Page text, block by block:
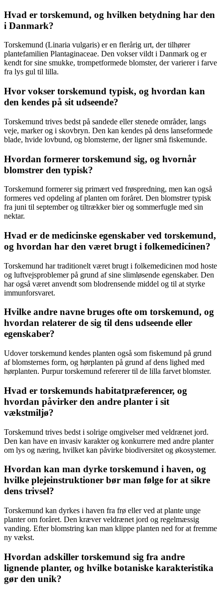
Hvad er torskemund, og hvilken betydning har den
i Danmark?
Torskemund (Linaria vulgaris) er en flerårig urt, der tilhører
plantefamilien Plantaginaceae. Den vokser vildt i Danmark og er
kendt for sine smukke, trompetformede blomster, der varierer i farve
fra lys gul til lilla.
Hvor vokser torskemund typisk, og hvordan kan
den kendes på sit udseende?
Torskemund trives bedst på sandede eller stenede områder, langs
veje, marker og i skovbryn. Den kan kendes på dens lanseformede
blade, hvide lovbund, og blomsterne, der ligner små fiskemunde.
Hvordan formerer torskemund sig, og hvornår
blomstrer den typisk?
Torskemund formerer sig primært ved frøspredning, men kan også
formeres ved opdeling af planten om foråret. Den blomstrer typisk
fra juni til september og tiltrækker bier og sommerfugle med sin
nektar.
Hvad er de medicinske egenskaber ved torskemund,
og hvordan har den været brugt i folkemedicinen?
Torskemund har traditionelt været brugt i folkemedicinen mod hoste
og luftvejsproblemer på grund af sine slimløsende egenskaber. Den
har også været anvendt som blodrensende middel og til at styrke
immunforsvaret.
Hvilke andre navne bruges ofte om torskemund, og
hvordan relaterer de sig til dens udseende eller
egenskaber?
Udover torskemund kendes planten også som fiskemund på grund
af blomsternes form, og hørplanten på grund af dens lighed med
hørplanten. Purpur torskemund refererer til de lilla farvet blomster.
Hvad er torskemunds habitatpræferencer, og
hvordan påvirker den andre planter i sit
vækstmiljø?
Torskemund trives bedst i solrige omgivelser med veldrænet jord.
Den kan have en invasiv karakter og konkurrere med andre planter
om lys og næring, hvilket kan påvirke biodiversitet og økosystemer.
Hvordan kan man dyrke torskemund i haven, og
hvilke plejeinstruktioner bør man følge for at sikre
dens trivsel?
Torskemund kan dyrkes i haven fra frø eller ved at plante unge
planter om foråret. Den kræver veldrænet jord og regelmæssig
vanding. Efter blomstring kan man klippe planten ned for at fremme
ny vækst.
Hvordan adskiller torskemund sig fra andre
lignende planter, og hvilke botaniske karakteristika
gør den unik?